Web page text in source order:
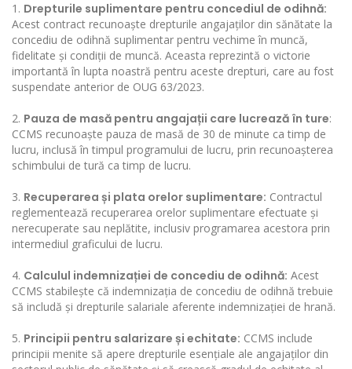
Drepturile suplimentare pentru concediul de odihnă:
Acest contract recunoaște drepturile angajaților din sănătate la
concediu de odihnă suplimentar pentru vechime în muncă,
fidelitate și condiții de muncă. Aceasta reprezintă o victorie
importantă în lupta noastră pentru aceste drepturi, care au fost
suspendate anterior de OUG 63/2023.
Pauza de masă pentru angajații care lucrează în ture:
CCMS recunoaște pauza de masă de 30 de minute ca timp de
lucru, inclusă în timpul programului de lucru, prin recunoașterea
schimbului de tură ca timp de lucru.
Recuperarea și plata orelor suplimentare: Contractul
reglementează recuperarea orelor suplimentare efectuate și
nerecuperate sau neplătite, inclusiv programarea acestora prin
intermediul graficului de lucru.
Calculul indemnizației de concediu de odihnă: Acest
CCMS stabilește că indemnizația de concediu de odihnă trebuie
să includă și drepturile salariale aferente indemnizației de hrană.
Principii pentru salarizare și echitate: CCMS include
principii menite să apere drepturile esențiale ale angajaților din